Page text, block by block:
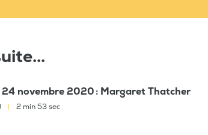
novembre 2020 : Margaret Thatcher
2 min 53 sec